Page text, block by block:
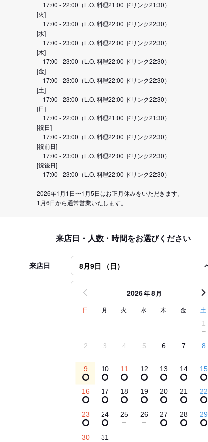
17:00 - 22:00（L.O. 料理21:00 ドリンク21:30）
[火]
17:00 - 23:00（L.O. 料理22:00 ドリンク22:30）
[水]
17:00 - 23:00（L.O. 料理22:00 ドリンク22:30）
[木]
17:00 - 23:00（L.O. 料理22:00 ドリンク22:30）
[金]
17:00 - 23:00（L.O. 料理22:00 ドリンク22:30）
[土]
17:00 - 23:00（L.O. 料理22:00 ドリンク22:30）
[日]
17:00 - 22:00（L.O. 料理21:00 ドリンク21:30）
[祝日]
17:00 - 23:00（L.O. 料理22:00 ドリンク22:30）
[祝前日]
17:00 - 23:00（L.O. 料理22:00 ドリンク22:30）
[祝後日]
17:00 - 23:00（L.O. 料理22:00 ドリンク22:30）
2026年1月1日〜1月5日はお正月休みをいただきます。
1月6日から通常営業いたします。
来店日・人数・時間をお選びください
来店日 8月9日 （日）
2026年8月
日 月 火 水 木 金 土
1
2 3 4 5 6 7 8
9 10 11 12 13 14 15
16 17 18 19 20 21 22
23 24 25 26 27 28 29
30 31